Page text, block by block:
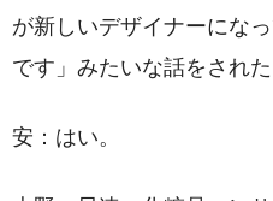
が新しいデザイナーにな
です」みたいな話をされた
安：はい。